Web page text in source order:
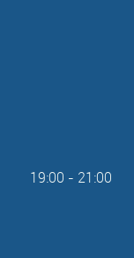
19:00 - 21:00